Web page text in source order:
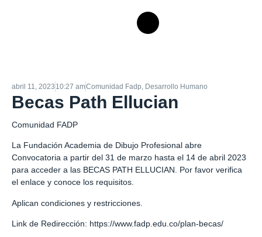
abril 11, 2023 10:27 amComunidad Fadp, Desarrollo Humano
Becas Path Ellucian
Comunidad FADP
La Fundación Academia de Dibujo Profesional abre
Convocatoria a partir del 31 de marzo hasta el 14 de abril 2023
para acceder a las BECAS PATH ELLUCIAN. Por favor verifica
el enlace y conoce los requisitos.
Aplican condiciones y restricciones.
Link de Redirección: https://www.fadp.edu.co/plan-becas/